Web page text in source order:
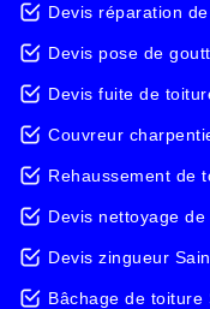
Devis réparation
Devis pose de
Devis fuite de
Couvreur
Rehaussement de
Devis nettoyage
Devis zingueur
Bâchage de toiture